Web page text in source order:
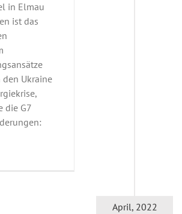
in Elmau
ist das
den Ukraine
die G7
April, 2022